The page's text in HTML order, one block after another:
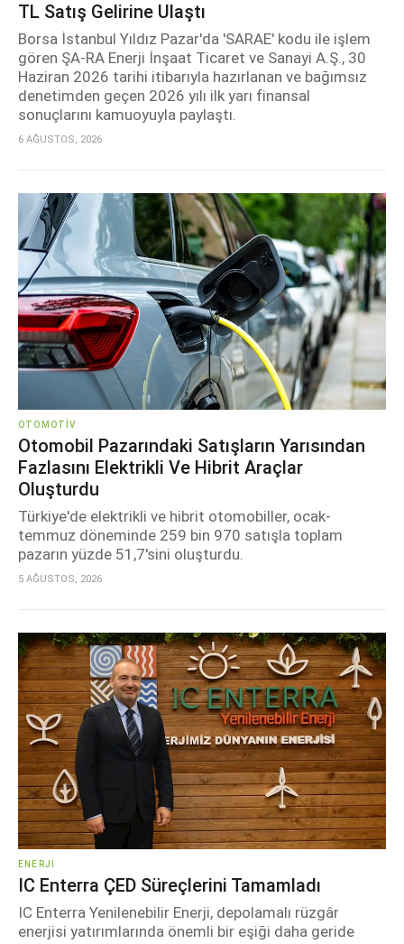
TL Satış Gelirine Ulaştı
Borsa İstanbul Yıldız Pazar'da 'SARAE' kodu ile işlem
gören ŞA-RA Enerji İnşaat Ticaret ve Sanayi A.Ş., 30
Haziran 2026 tarihi itibarıyla hazırlanan ve bağımsız
denetimden geçen 2026 yılı ilk yarı finansal
sonuçlarını kamuoyuyla paylaştı.
6 AĞUSTOS, 2026
OTOMOTIV
Otomobil Pazarındaki Satışların Yarısından
Fazlasını Elektrikli Ve Hibrit Araçlar
Oluşturdu
Türkiye'de elektrikli ve hibrit otomobiller, ocak-
temmuz döneminde 259 bin 970 satışla toplam
pazarın yüzde 51,7'sini oluşturdu.
5 AĞUSTOS, 2026
ENERJI
IC Enterra ÇED Süreçlerini Tamamladı
IC Enterra Yenilenebilir Enerji, depolamalı rüzgâr
enerjisi yatırımlarında önemli bir eşiği daha geride